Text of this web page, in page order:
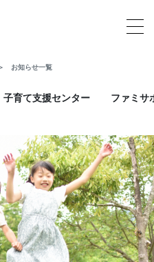
お知らせ一覧
子育て支援センター ファミサ